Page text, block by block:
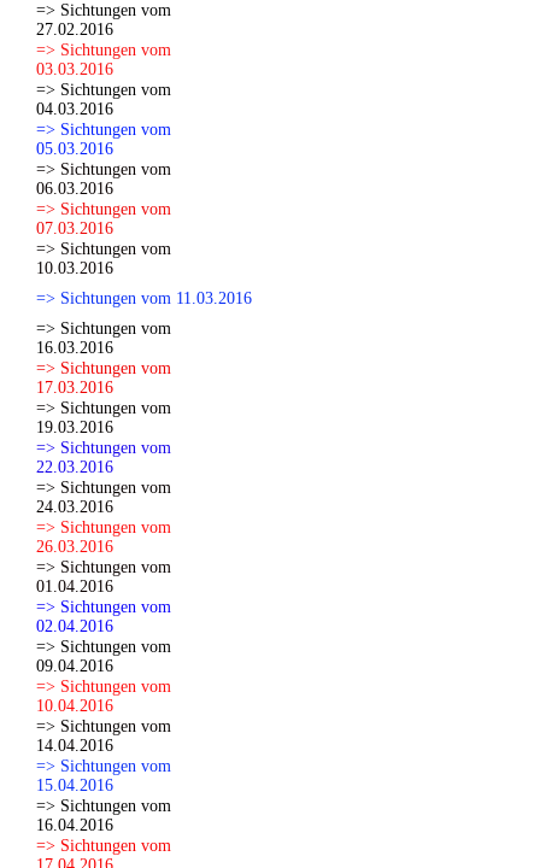
=> Sichtungen vom
27.02.2016
=> Sichtungen vom
03.03.2016
=> Sichtungen vom
04.03.2016
=> Sichtungen vom
05.03.2016
=> Sichtungen vom
06.03.2016
=> Sichtungen vom
07.03.2016
=> Sichtungen vom
10.03.2016
=> Sichtungen vom 11.03.2016
=> Sichtungen vom
16.03.2016
=> Sichtungen vom
17.03.2016
=> Sichtungen vom
19.03.2016
=> Sichtungen vom
22.03.2016
=> Sichtungen vom
24.03.2016
=> Sichtungen vom
26.03.2016
=> Sichtungen vom
01.04.2016
=> Sichtungen vom
02.04.2016
=> Sichtungen vom
09.04.2016
=> Sichtungen vom
10.04.2016
=> Sichtungen vom
14.04.2016
=> Sichtungen vom
15.04.2016
=> Sichtungen vom
16.04.2016
=> Sichtungen vom